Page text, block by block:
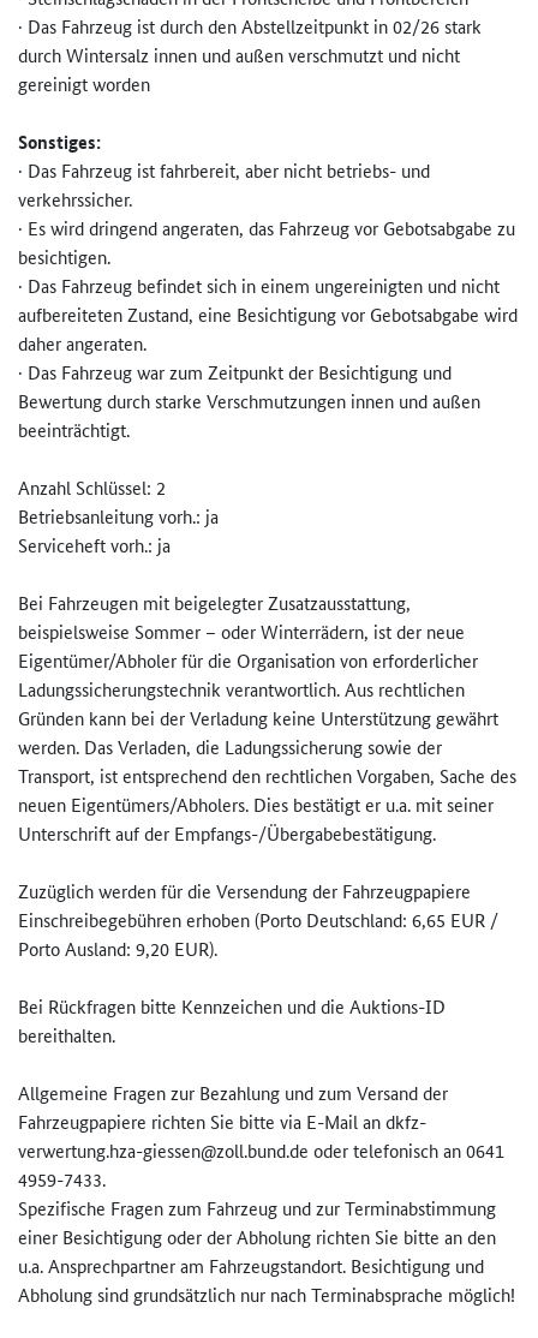
· Das Fahrzeug ist durch den Abstellzeitpunkt in 02/26 stark
durch Wintersalz innen und außen verschmutzt und nicht
gereinigt worden
Sonstiges:
· Das Fahrzeug ist fahrbereit, aber nicht betriebs- und
verkehrssicher.
· Es wird dringend angeraten, das Fahrzeug vor Gebotsabgabe zu
besichtigen.
· Das Fahrzeug befindet sich in einem ungereinigten und nicht
aufbereiteten Zustand, eine Besichtigung vor Gebotsabgabe wird
daher angeraten.
· Das Fahrzeug war zum Zeitpunkt der Besichtigung und
Bewertung durch starke Verschmutzungen innen und außen
beeinträchtigt.
Anzahl Schlüssel: 2
Betriebsanleitung vorh.: ja
Serviceheft vorh.: ja
Bei Fahrzeugen mit beigelegter Zusatzausstattung,
beispielsweise Sommer – oder Winterrädern, ist der neue
Eigentümer/Abholer für die Organisation von erforderlicher
Ladungssicherungstechnik verantwortlich. Aus rechtlichen
Gründen kann bei der Verladung keine Unterstützung gewährt
werden. Das Verladen, die Ladungssicherung sowie der
Transport, ist entsprechend den rechtlichen Vorgaben, Sache des
neuen Eigentümers/Abholers. Dies bestätigt er u.a. mit seiner
Unterschrift auf der Empfangs-/Übergabebestätigung.
Zuzüglich werden für die Versendung der Fahrzeugpapiere
Einschreibegebühren erhoben (Porto Deutschland: 6,65 EUR /
Porto Ausland: 9,20 EUR).
Bei Rückfragen bitte Kennzeichen und die Auktions-ID
bereithalten.
Allgemeine Fragen zur Bezahlung und zum Versand der
Fahrzeugpapiere richten Sie bitte via E-Mail an dkfz-
verwertung.hza-giessen@zo­ll.bund.de oder telefonisch an 0641
4959-7433.
Spezifische Fragen zum Fahrzeug und zur Terminabstimmung
einer Besichtigung oder der Abholung richten Sie bitte an den
u.a. Ansprechpartner am Fahrzeugstandort. Besichtigung und
Abholung sind grundsätzlich nur nach Terminabsprache möglich!